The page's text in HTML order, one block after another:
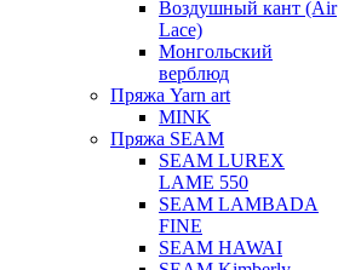
Воздушный кант (Air
Lace)
Монгольский
верблюд
Пряжа Yarn art
MINK
Пряжа SEAM
SEAM LUREX
LAME 550
SEAM LAMBADA
FINE
SEAM HAWAI